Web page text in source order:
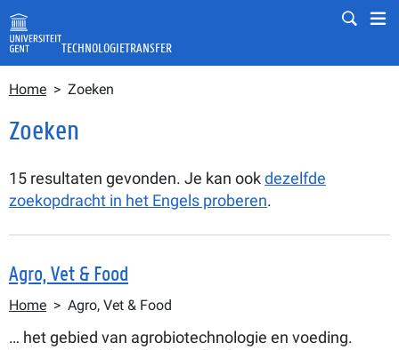
Overslaan en naar de inhoud gaan
Mobile
TECHNOLOGIETRANSFER
Zoeken in volledige tekst
Kruimelpad
Home Zoeken
Zoeken
15 resultaten gevonden. Je kan ookdezelfde
zoekopdracht in het Engels proberen.
Agro, Vet & Food
Kruimelpad
Home Agro, Vet & Food
… het gebied van agrobiotechnologie en voeding.